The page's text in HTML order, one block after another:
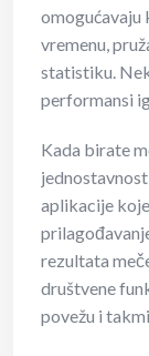
omogućavaju
vremenu,
statistiku.
performansi
Kada birate
aplikacije
rezultata
društvene
povežu i